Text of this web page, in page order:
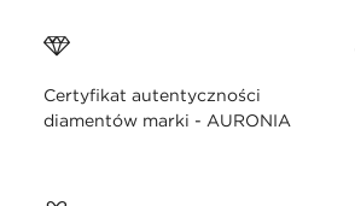
Certyfikat autentyczności
diamentów marki - AURONIA